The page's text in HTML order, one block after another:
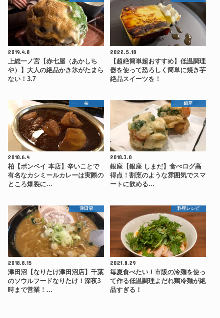
2019.4.8
上総一ノ宮【赤七屋（あかしち
や）】大人の絶品かき氷がたまら
ない！3.7
2022.5.18
【超絶簡単超おすすめ】低温調理
器を使って恐ろしく簡単に焼き芋
絶品スイーツを！
柏
2018.6.4
柏【ボンベイ 本店】辛いことで
有名なカシミールカレーは実際の
ところ爆裂に…
銀座
2018.3.8
銀座【銀座 しまだ】食べログ高
得点！割烹のような雰囲気でスマ
ートに飲める…
津田沼
2018.8.15
津田沼【なりたけ津田沼店】千葉
のソウルフードなりたけ！深夜3
時まで営業！…
料理レシピ
2021.8.29
毎夏食べたい！市販の冷麺を使っ
て作る低温調理よだれ鶏冷麺が絶
品すぎる！